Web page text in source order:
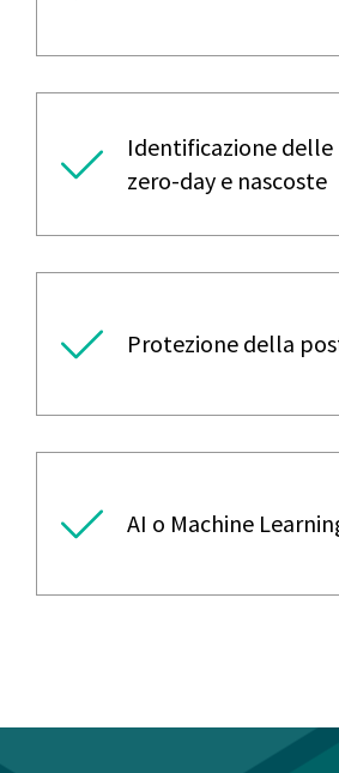
Identificazione delle
zero-day e nascoste
Protezione della
AI o Machine